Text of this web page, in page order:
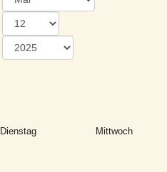
Dienstag Mittwoch